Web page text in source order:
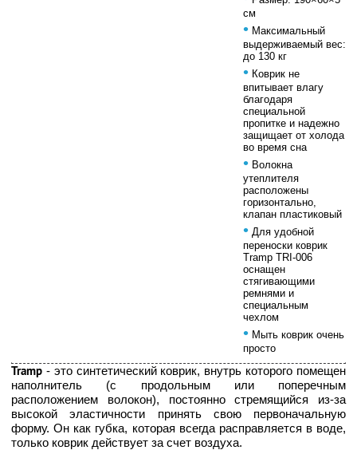
см
• Максимальный
выдерживаемый вес:
до 130 кг
• Коврик не
впитывает влагу
благодаря
специальной
пропитке и надежно
защищает от холода
во время сна
• Волокна
утеплителя
расположены
горизонтально,
клапан пластиковый
• Для удобной
переноски коврик
Tramp TRI-006
оснащен
стягивающими
ремнями и
специальным
чехлом
• Мыть коврик очень
просто
Tramp - это синтетический коврик, внутрь которого помещен
наполнитель (с продольным или поперечным
расположением волокон), постоянно стремящийся из-за
высокой эластичности принять свою первоначальную
форму. Он как губка, которая всегда расправляется в воде,
только коврик действует за счет воздуха.